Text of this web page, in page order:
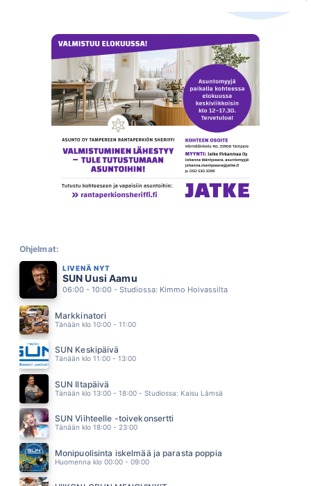
EVELINA
02.33
KAKSI LENSI YLI KAENPESAN
FREEMAN
02.29
HETKEKSI
YOUNGHEARTED
02.25
RAKKAUDEN RIKOLLINEN
PASI VAINIONPERÄ
02.22
PISTOKEIKKA KALAJOELLE
ARTTU WISKARI
02.17
TUURE KILPELÄINEN
02.10
HILJAA HUOKAA YO
ANNA ERIKSSON
02.06
SANTANA
02.02
DISCO
01.58
KAIJA KOO
01.55
Ohjelmat:
LIVENÄ NYT
SUN Uusi Aamu
06:00 - 10:00 - Studiossa: Kimmo Hoivassilta
Markkinatori
Tänään klo 10:00 - 11:00
SUN Keskipäivä
Tänään klo 11:00 - 13:00
SUN Iltapäivä
Tänään klo 13:00 - 18:00 - Studiossa: Kaisu Lämsä
SUN Viihteelle -toivekonsertti
Tänään klo 18:00 - 23:00
Monipuolisinta iskelmää ja parasta poppia
Huomenna klo 00:00 - 09:00